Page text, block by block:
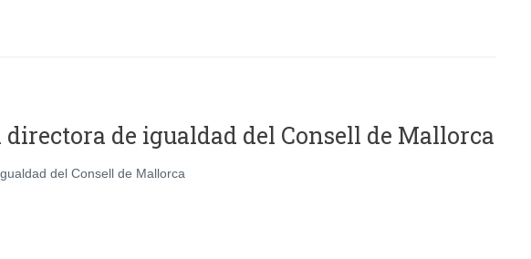
directora de igualdad del Consell de Mallorca
del Consell de Mallorca